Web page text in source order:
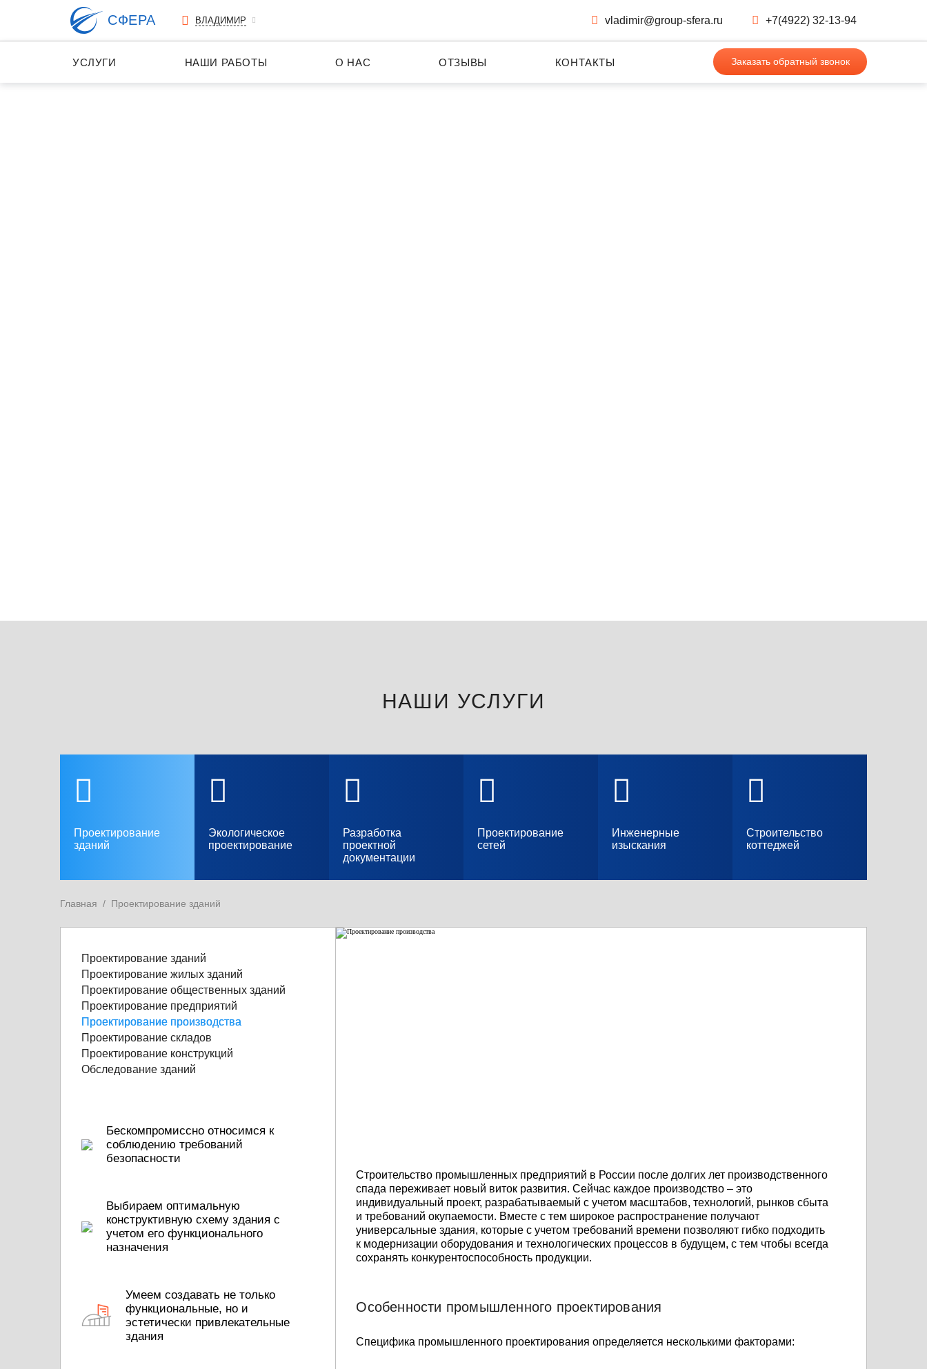
СФЕРА ВЛАДИМИР vladimir@group-sfera.ru +7(4922) 32-13-94
УСЛУГИ НАШИ РАБОТЫ О НАС ОТЗЫВЫ КОНТАКТЫ Заказать обратный звонок
НАШИ УСЛУГИ
Проектирование
зданий
Экологическое
проектирование
Разработка
проектной
документации
Проектирование
сетей
Инженерные
изыскания
Cтроительство
коттеджей
Главная / Проектирование зданий
Проектирование зданий
Проектирование жилых зданий
Проектирование общественных зданий
Проектирование предприятий
Проектирование производства
Проектирование складов
Проектирование конструкций
Обследование зданий
Бескомпромиссно относимся к
соблюдению требований
безопасности
Выбираем оптимальную
конструктивную схему здания с
учетом его функционального
назначения
Умеем создавать не только
функциональные, но и
эстетически привлекательные
здания
Строительство промышленных предприятий в России после долгих лет производственного
спада переживает новый виток развития. Сейчас каждое производство – это
индивидуальный проект, разрабатываемый с учетом масштабов, технологий, рынков сбыта
и требований окупаемости. Вместе с тем широкое распространение получают
универсальные здания, которые с учетом требований времени позволяют гибко подходить
к модернизации оборудования и технологических процессов в будущем, с тем чтобы всегда
сохранять конкурентоспособность продукции.
Особенности промышленного проектирования
Специфика промышленного проектирования определяется несколькими факторами: